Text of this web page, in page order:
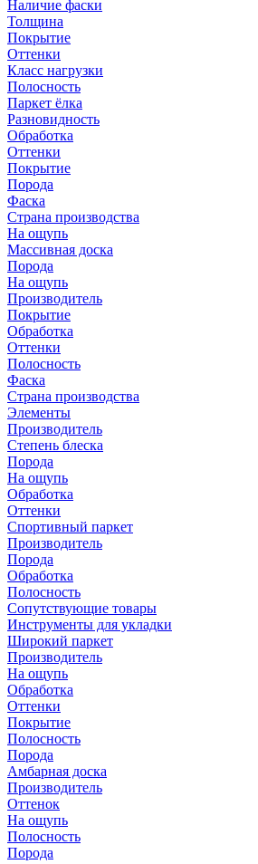
Наличие фаски
Толщина
Покрытие
Оттенки
Класс нагрузки
Полосность
Паркет ёлка
Разновидность
Обработка
Оттенки
Покрытие
Порода
Фаска
Страна производства
На ощупь
Массивная доска
Порода
На ощупь
Производитель
Покрытие
Обработка
Оттенки
Полосность
Фаска
Страна производства
Элементы
Производитель
Степень блеска
Порода
На ощупь
Обработка
Оттенки
Спортивный паркет
Производитель
Порода
Обработка
Полосность
Сопутствующие товары
Инструменты для укладки
Широкий паркет
Производитель
На ощупь
Обработка
Оттенки
Покрытие
Полосность
Порода
Амбарная доска
Производитель
Оттенок
На ощупь
Полосность
Порода